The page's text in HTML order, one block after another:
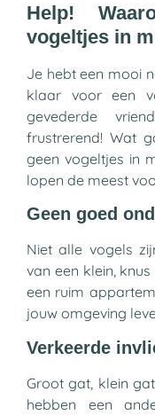
Help!
vogeltjes in
Je hebt een mooi
klaar voor een
gevederde
frustrerend! Wat
geen vogeltjes in
lopen de meest
Geen goed
Niet alle vogels
van een klein,
een ruim
jouw omgeving
Verkeerde
Groot gat, klein
hebben een